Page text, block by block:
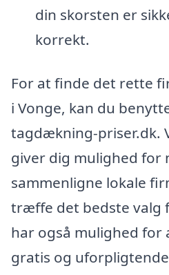
din skorsten er
korrekt.
For at finde det rette
i Vonge, kan du
tagdækning-priser.dk.
giver dig mulighed for
sammenligne lokale
træffe det bedste valg
har også mulighed for
gratis og